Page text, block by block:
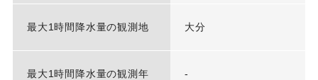
最大1時間降水量の観測地 大分
最大1時間降水量の観測年
-